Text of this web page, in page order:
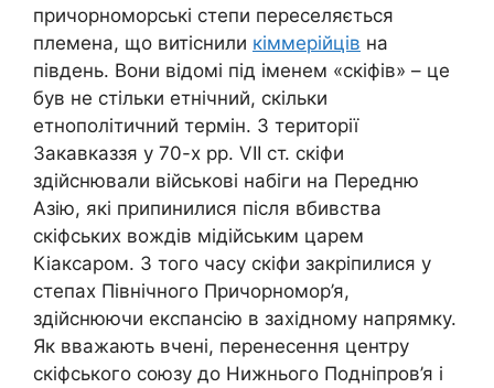
причорноморські степи переселяється
племена, що витіснили кіммерійців на
південь. Вони відомі під іменем «скіфів» – це
був не стільки етнічний, скільки
етнополітичний термін. З території
Закавказзя у 70-х рр. VII ст. скіфи
здійснювали військові набіги на Передню
Азію, які припинилися після вбивства
скіфських вождів мідійським царем
Кіаксаром. З того часу скіфи закріпилися у
степах Північного Причорномор’я,
здійснюючи експансію в західному напрямку.
Як вважають вчені, перенесення центру
скіфського союзу до Нижнього Подніпров’я і